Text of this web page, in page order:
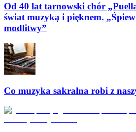
Od 40 lat tarnowski chór
świat muzyką i pięknem.
modlitwy”
Co muzyka sakralna robi z